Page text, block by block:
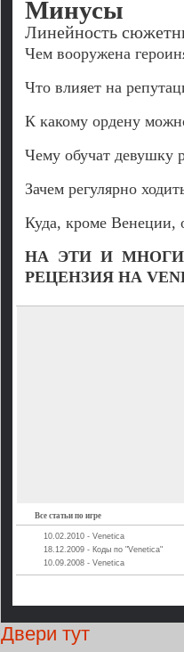
Минусы
Линейность
Чем вооружена
Что влияет на
К какому ордену
Чему обучат девушку
Зачем регулярно
Куда, кроме Венеции,
НА ЭТИ И
РЕЦЕНЗИЯ НА
Все статьи по игре
10.02.2010 - Venetica
18.12.2009 - Коды по "Venetica"
10.09.2008 - Venetica
Двери тут